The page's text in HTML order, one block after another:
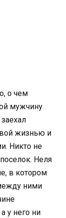
о чем
мужчину
жизнью и
Никто не
Неля
в котором
ними
у него ни